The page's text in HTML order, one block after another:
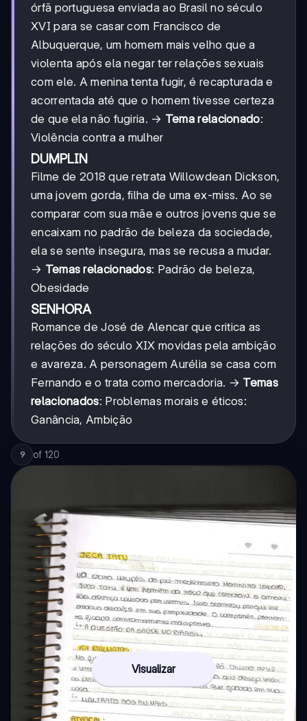
órfã portuguesa enviada ao Brasil no século
XVI para se casar com Francisco de
Albuquerque, um homem mais velho que a
violenta após ela negar ter relações sexuais
com ele. A menina tenta fugir, é recapturada e
acorrentada até que o homem tivesse certeza
de que ela não fugiria. → Tema relacionado:
Violência contra a mulher
DUMPLIN
Filme de 2018 que retrata Willowdean Dickson,
uma jovem gorda, filha de uma ex-miss. Ao se
comparar com sua mãe e outros jovens que se
encaixam no padrão de beleza da sociedade,
ela se sente insegura, mas se recusa a mudar.
→ Temas relacionados: Padrão de beleza,
Obesidade
SENHORA
Romance de José de Alencar que critica as
relações do século XIX movidas pela ambição
e avareza. A personagem Aurélia se casa com
Fernando e o trata como mercadoria. → Temas
relacionados: Problemas morais e éticos:
Ganância, Ambição
9 of 120
Visualizar